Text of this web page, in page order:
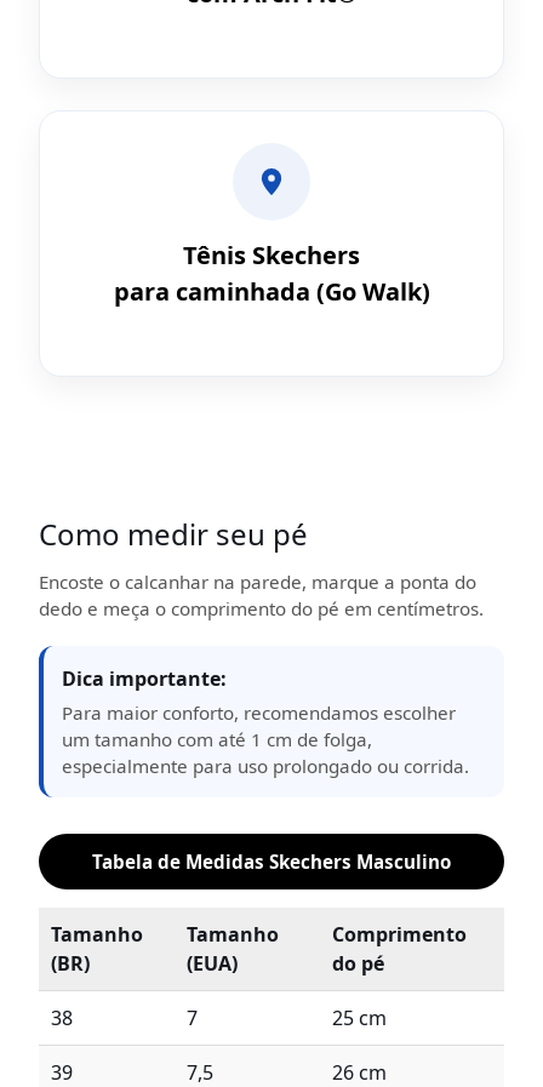
Tênis Skechers
para caminhada (Go Walk)
Como medir seu pé
Encoste o calcanhar na parede, marque a ponta do
dedo e meça o comprimento do pé em centímetros.
Dica importante:
Para maior conforto, recomendamos escolher
um tamanho com até 1 cm de folga,
especialmente para uso prolongado ou corrida.
Tabela de Medidas Skechers Masculino
Tamanho
(BR)
Tamanho
(EUA)
Comprimento
do pé
38 7 25 cm
39 7,5 26 cm